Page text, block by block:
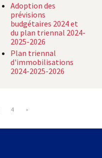
Adoption des
prévisions
budgétaires 2024 et
du plan triennal 2024-
2025-2026
Plan triennal
d'immobilisations
2024-2025-2026
4 »